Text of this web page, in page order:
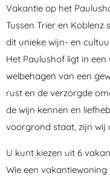
Vakantie op het
Tussen Trier en
dit unieke wijn- en
Het Paulushof ligt in
welbehagen van een
rust en de verzorgde
de wijn kennen en
voorgrond staat, zijn wij
U kunt kiezen uit 6
Wie een